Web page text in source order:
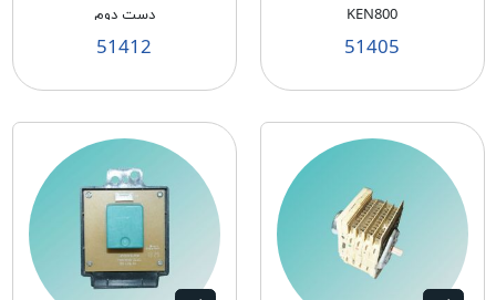
KEN800
51405
دست دوم
51412